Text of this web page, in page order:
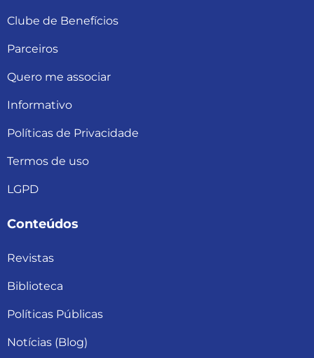
Clube de Benefícios
Parceiros
Quero me associar
Informativo
Políticas de Privacidade
Termos de uso
LGPD
Conteúdos
Revistas
Biblioteca
Políticas Públicas
Notícias (Blog)